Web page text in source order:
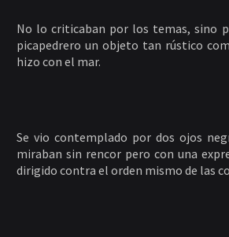
No lo criticaban por los temas, sino
picapedrero un objeto tan rústico
hizo con el mar.
Se vio contemplado por dos ojos
miraban sin rencor pero con una
dirigido contra el orden mismo de las